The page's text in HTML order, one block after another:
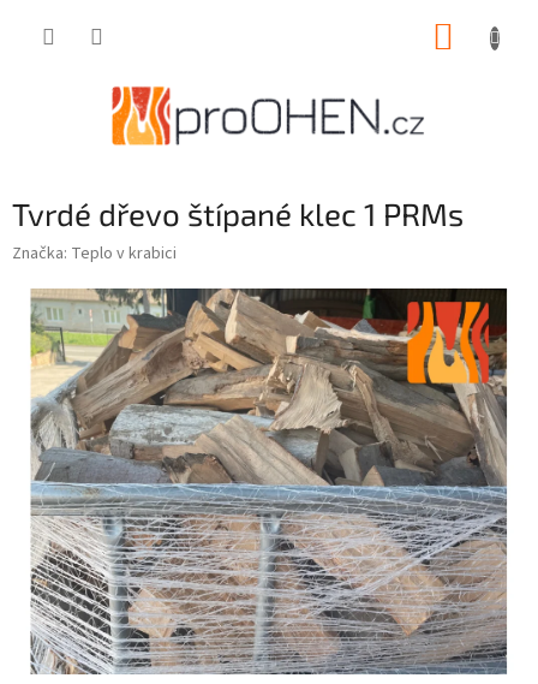
Tvrdé dřevo štípané klec 1 PRMs
Značka: Teplo v krabici